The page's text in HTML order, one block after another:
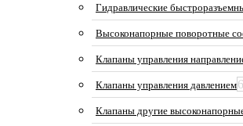
Гидравлические
Высоконапорные поворотные
Клапаны управления
Клапаны управления давлением6
Клапаны другие